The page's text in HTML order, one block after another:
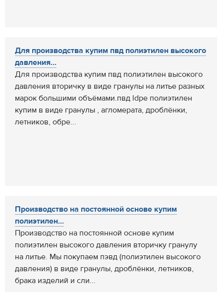
Для производства купим пвд полиэтилен высокого
давления...
Для производства купим пвд полиэтилен высокого
давления вторичку в виде гранулы на литье разных
марок большими объёмами.пвд ldpe полиэтилен
купим в виде гранулы , агломерата, дроблёнки,
летников, обре...
Производство на постоянной основе купим
полиэтилен...
Производство на постоянной основе купим
полиэтилен высокого давления вторичку гранулу
на литье. Мы покупаем пэвд (полиэтилен высокого
давления) в виде гранулы, дроблёнки, летников,
брака изделий и сли...